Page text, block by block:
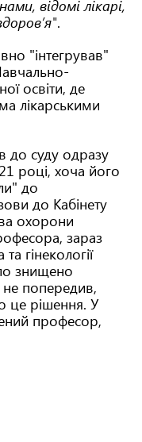
відомі лікарі,
.
"інтегрував"
освіти, де
лікарськими
суду одразу
році, хоча його
до
до Кабінету
охорони
зараз
гінекології
знищено
не попередив,
це рішення. У
професор,